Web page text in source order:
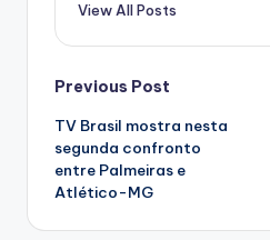
View All Posts
Post
navigation
Previous Post
TV Brasil mostra nesta
segunda confronto
entre Palmeiras e
Atlético-MG